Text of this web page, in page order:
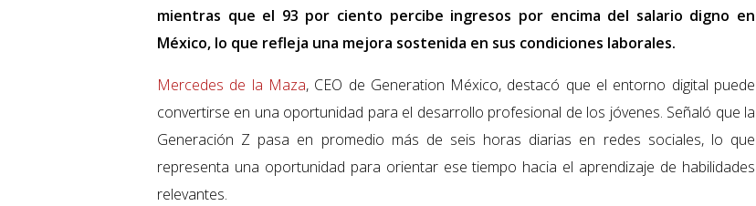
mientras que el 93 por ciento percibe ingresos por encima del salario digno en
México, lo que refleja una mejora sostenida en sus condiciones laborales.
Mercedes de la Maza, CEO de Generation México, destacó que el entorno digital puede
convertirse en una oportunidad para el desarrollo profesional de los jóvenes. Señaló que la
Generación Z pasa en promedio más de seis horas diarias en redes sociales, lo que
representa una oportunidad para orientar ese tiempo hacia el aprendizaje de habilidades
relevantes.